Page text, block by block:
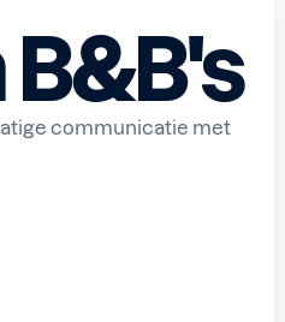
B&B's
communicatie met